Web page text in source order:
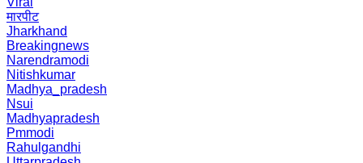
मारपीट
Jharkhand
Breakingnews
Narendramodi
Nitishkumar
Madhya_pradesh
Nsui
Madhyapradesh
Pmmodi
Rahulgandhi